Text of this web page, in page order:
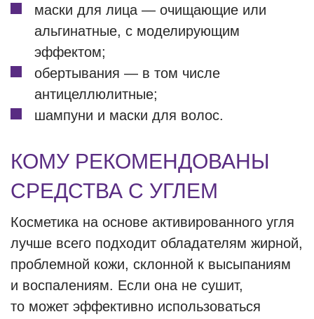
маски для лица — очищающие или
альгинатные, с моделирующим
эффектом;
обертывания — в том числе
антицеллюлитные;
шампуни и маски для волос.
КОМУ РЕКОМЕНДОВАНЫ
СРЕДСТВА С УГЛЕМ
Косметика на основе активированного угля
лучше всего подходит обладателям жирной,
проблемной кожи, склонной к высыпаниям
и воспалениям. Если она не сушит,
то может эффективно использоваться